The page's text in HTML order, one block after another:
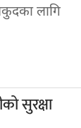
लागि
सुरक्षा